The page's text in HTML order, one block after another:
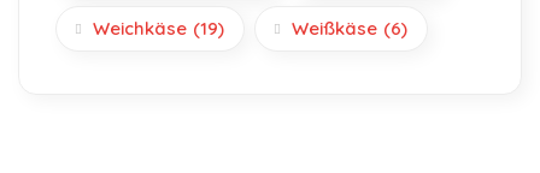
Weichkäse (19) Weißkäse (6)